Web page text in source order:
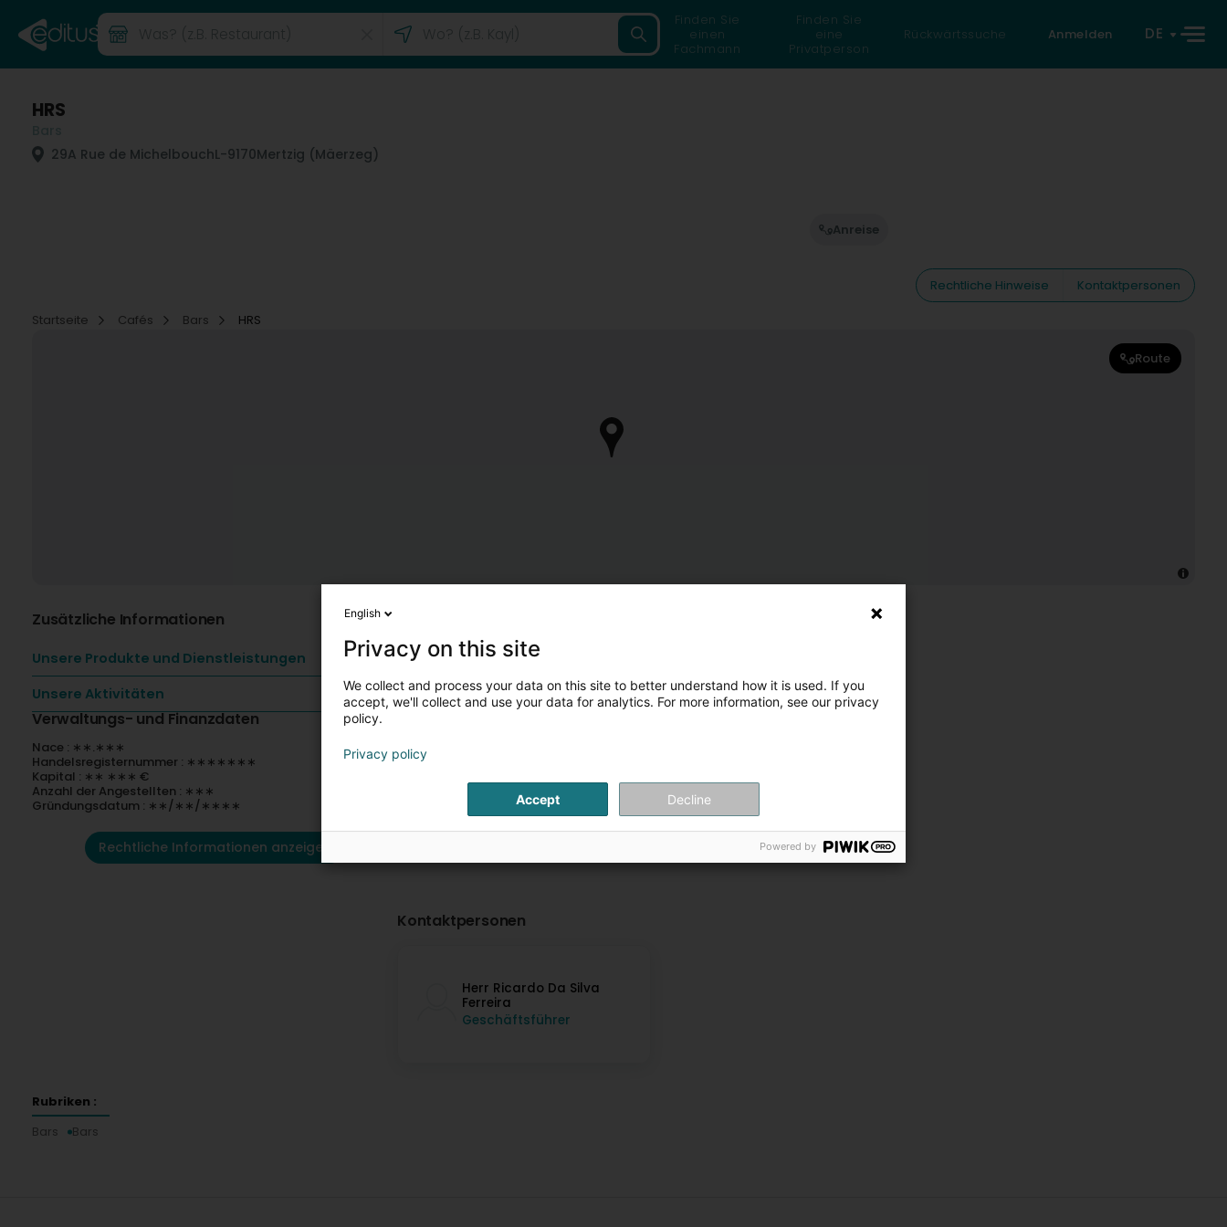
Finden Sie
einen
Fachmann
Finden Sie
eine
Privatperson
Rückwärtssuche Anmelden DE
HRS
29A Rue de MichelbouchL-9170Mertzig (Mäerzeg)
Anreise
Rechtliche Hinweise
Kontaktpersonen
Startseite
Cafés Bars HRS
Route
Zusätzliche Informationen
Unsere Produkte und Dienstleistungen
Unsere Aktivitäten
Verwaltungs- und Finanzdaten
Nace : ∗∗.∗∗∗
Handelsregisternummer : ∗∗∗∗∗∗∗
Kapital : ∗∗ ∗∗∗ €
Anzahl der Angestellten : ∗∗∗
Gründungsdatum : ∗∗/∗∗/∗∗∗∗
Rechtliche Informationen anzeigen
Kontaktpersonen
Herr Ricardo Da Silva
Ferreira
Geschäftsführer
Rubriken :
Bars
Bars
English
Privacy on this site
We collect and process your data on this site to better understand how it is used. If you
accept, we'll collect and use your data for analytics. For more information, see our privacy
policy.
Privacy policy
Accept Decline
Powered by